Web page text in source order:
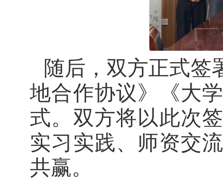
随后，双方正式签
地合作协议》《大
式。双方将以此次
实习实践、师资交
共赢。